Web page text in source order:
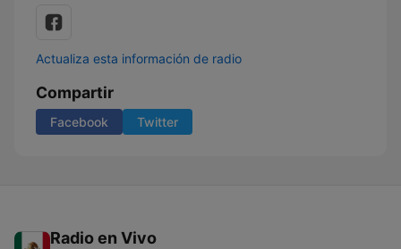
Actualiza esta información de radio
Compartir
Facebook Twitter
Radio en Vivo